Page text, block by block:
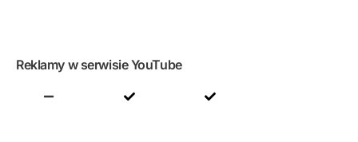
Reklamy w serwisie YouTube